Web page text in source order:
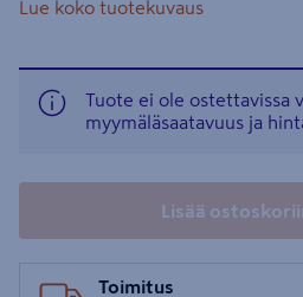
Lue koko tuotekuvaus
Tuote ei ole ostettavissa
myymäläsaatavuus ja
Lisää
Toimitus